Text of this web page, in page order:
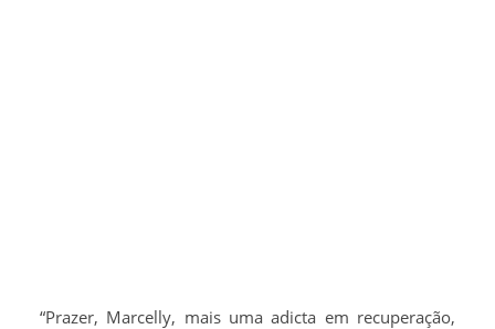
“Prazer, Marcelly, mais uma adicta em recuperação,